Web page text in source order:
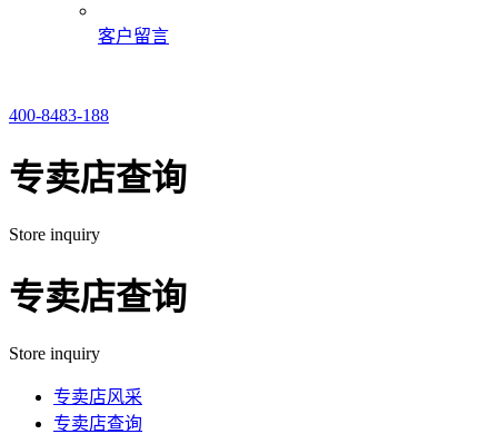
客户留言
400-8483-188
专卖店查询
Store inquiry
专卖店查询
Store inquiry
专卖店风采
专卖店查询